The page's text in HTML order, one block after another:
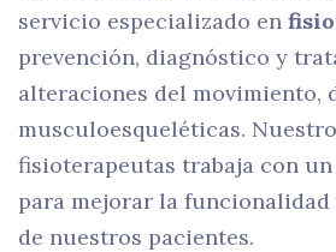
servicio especializado en
prevención, diagnóstico y
alteraciones del movimiento,
musculoesqueléticas.
fisioterapeutas trabaja con
para mejorar la
de nuestros pacientes.